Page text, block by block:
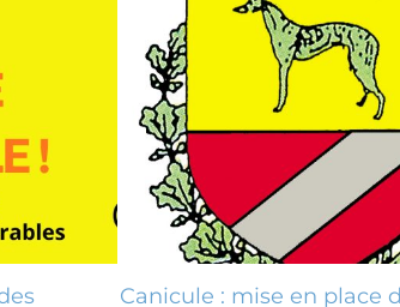
Canicule : mise en place